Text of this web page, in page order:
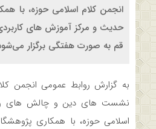
انجمن کلام اسلامی حوزه، با
حدیث و مرکز آموزش های
قم به صورت هفتگی برگزار
به گزارش روابط عمومی انجمن
نشست های دین و چالش های
اسلامی حوزه، با همکاری